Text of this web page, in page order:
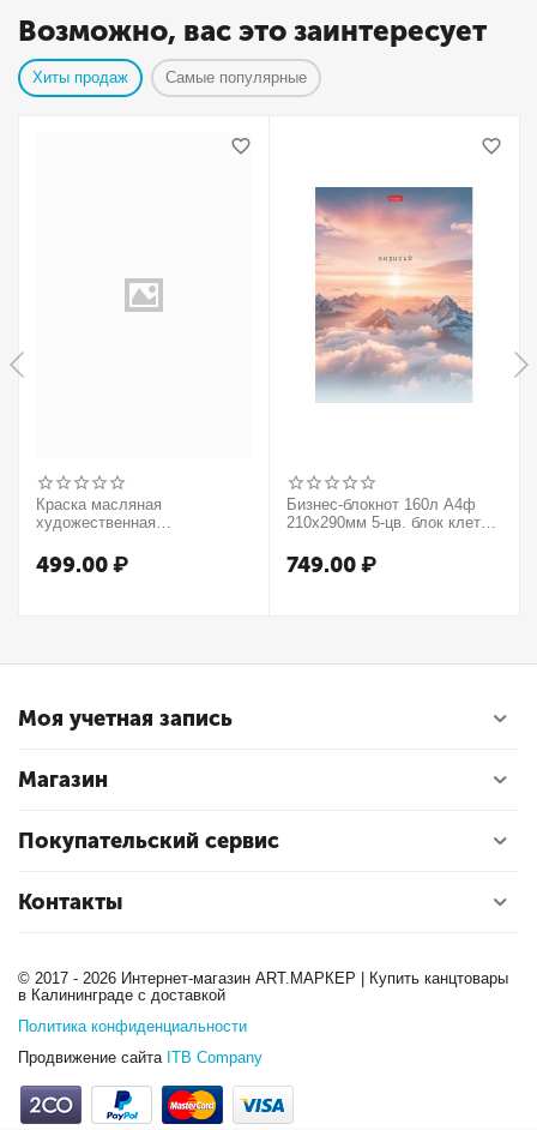
Возможно, вас это заинтересует
Хиты продаж Самые популярные
Краска масляная
художественная
37мл, туба, оранжевый
499.00₽
Бизнес-блокнот 160л А4ф
210х290мм 5-цв. блок клетка
мат.ламин. -В моменте
749.00₽
Моя учетная запись
Магазин
Покупательский сервис
Контакты
© 2017 - 2026 Интернет-магазин ART.МАРКЕР | Купить канцтовары
в Калининграде с доставкой
Политика конфиденциальности
Продвижение сайта ITB Company